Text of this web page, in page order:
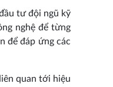
tư đội ngũ kỹ
nghệ để từng
để đáp ứng các
quan tới hiệu